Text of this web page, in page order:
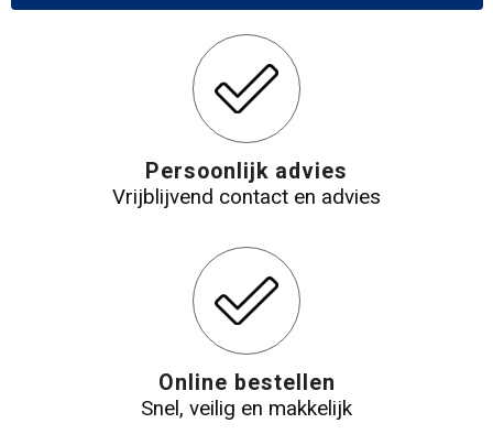
Persoonlijk advies
Vrijblijvend contact en advies
Online bestellen
Snel, veilig en makkelijk